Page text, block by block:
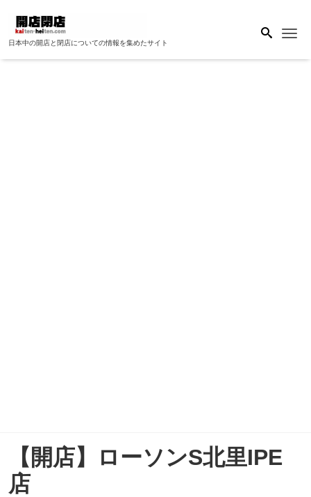
日本中の開店と閉店についての情報を集めたサイト
【開店】ローソンS北里IPE
店